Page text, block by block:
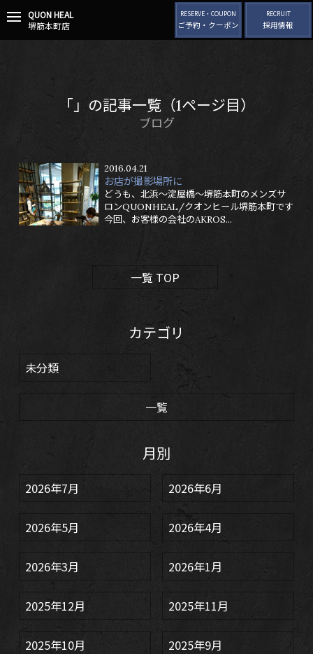
QUON HEAL
堺筋本町店
RESERVE・COUPON
ご予約・クーポン
RECRUIT
採用情報
「」の記事一覧（1ページ目）
ブログ
2016.04.21
お店が撮影場所に
どうも、北浜～淀屋橋～堺筋本町のメンズサ
ロンQUONHEAL/クオンヒール堺筋本町です
今回、お客様の会社のAKROS...
一覧 TOP
カテゴリ
未分類
一覧
月別
2026年7月 2026年6月
2026年5月 2026年4月
2026年3月 2026年1月
2025年12月 2025年11月
2025年10月 2025年9月
t
g
a
o
n